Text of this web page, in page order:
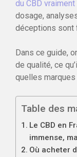
du CBD
dosage,
déceptions sont
Dans ce guide,
de qualité, ce
quelles
Table des
Le CBD en
immense,
Où acheter